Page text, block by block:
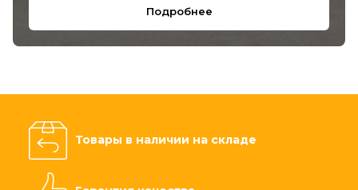
Подробнее
Товары в наличии на складе